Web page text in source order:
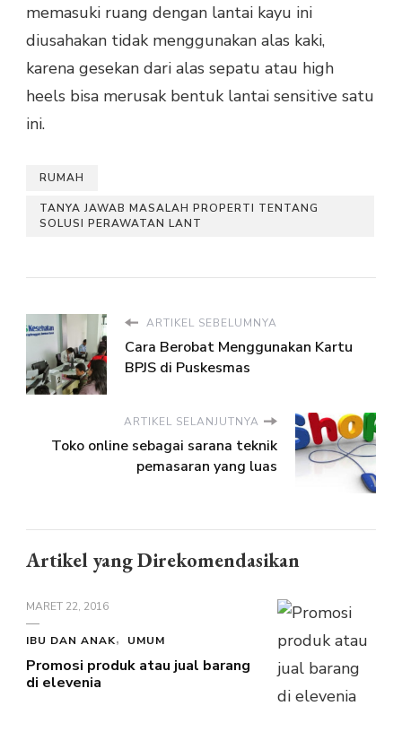
memasuki ruang dengan lantai kayu ini
diusahakan tidak menggunakan alas kaki,
karena gesekan dari alas sepatu atau high
heels bisa merusak bentuk lantai sensitive satu
ini.
RUMAH
TANYA JAWAB MASALAH PROPERTI TENTANG
SOLUSI PERAWATAN LANT
ARTIKEL SEBELUMNYA
Cara Berobat Menggunakan Kartu
BPJS di Puskesmas
ARTIKEL SELANJUTNYA
Toko online sebagai sarana teknik
pemasaran yang luas
Artikel yang Direkomendasikan
MARET 22, 2016
IBU DAN ANAK UMUM
Promosi produk atau jual barang
di elevenia